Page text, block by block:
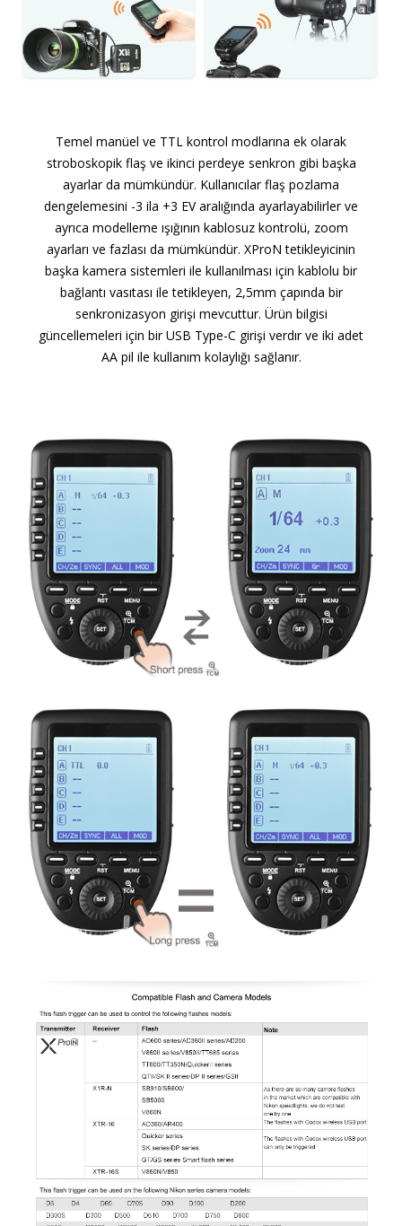
Temel manüel ve TTL kontrol modlarına ek olarak
stroboskopik flaş ve ikinci perdeye senkron gibi başka
ayarlar da mümkündür. Kullanıcılar flaş pozlama
dengelemesini -3 ila +3 EV aralığında ayarlayabilirler ve
ayrıca modelleme ışığının kablosuz kontrolü, zoom
ayarları ve fazlası da mümkündür. XProN tetikleyicinin
başka kamera sistemleri ile kullanılması için kablolu bir
bağlantı vasıtası ile tetikleyen, 2,5mm çapında bir
senkronizasyon girişi mevcuttur. Ürün bilgisi
güncellemeleri için bir USB Type-C girişi verdır ve iki adet
AA pil ile kullanım kolaylığı sağlanır.